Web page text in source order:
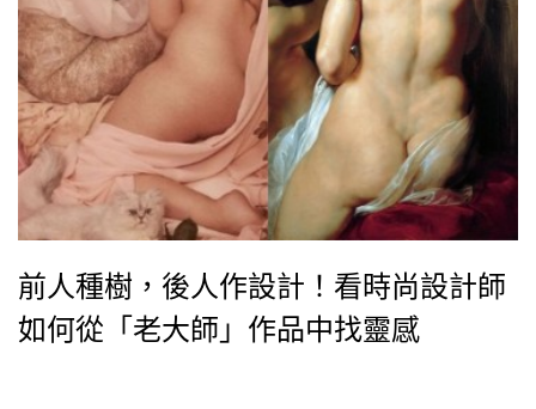
前人種樹，後人作設計！看時尚設計師
如何從「老大師」作品中找靈感